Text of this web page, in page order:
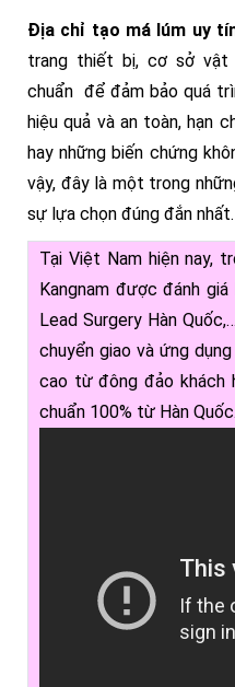
Địa chỉ tạo má lúm uy
trang thiết bị, cơ sở vật
chuẩn để đảm bảo quá
hiệu quả và an toàn, hạn
hay những biến chứng
vậy, đây là một trong
sự lựa chọn đúng đắn nhất.
Tại Việt Nam hiện nay,
Kangnam được đánh
Lead Surgery Hàn
chuyển giao và ứng
cao từ đông đảo khách
chuẩn 100% từ Hàn Quốc.